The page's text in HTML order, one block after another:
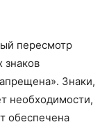
пересмотр
знаков
Знаки,
необходимости,
обеспечена